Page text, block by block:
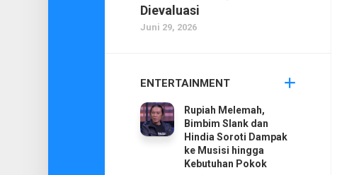
Dievaluasi
Juni 29, 2026
ENTERTAINMENT
Rupiah Melemah,
Bimbim Slank dan
Hindia Soroti Dampak
ke Musisi hingga
Kebutuhan Pokok